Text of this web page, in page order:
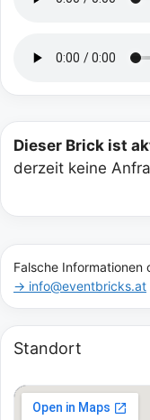
Dieser Brick ist
derzeit keine
Falsche Informationen
→ info@eventbricks.at
Standort